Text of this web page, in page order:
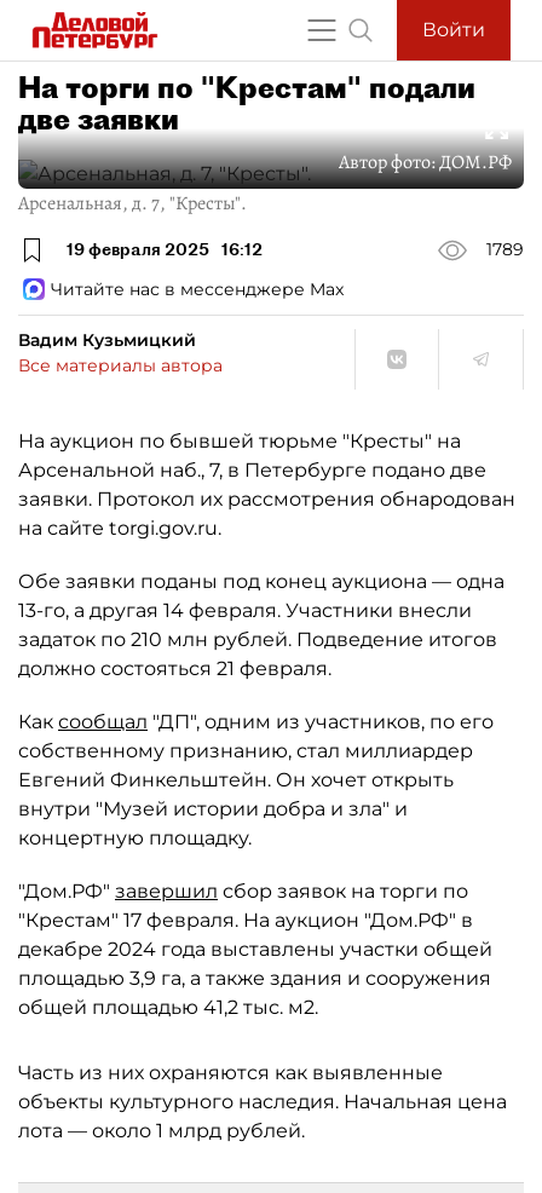
Войти
На торги по "Крестам" подали
две заявки
Автор фото:ДОМ.РФ
Арсенальная, д. 7, "Кресты".
19 февраля 2025 16:12
1789
Читайте нас в мессенджере Max
Вадим Кузьмицкий
Все материалы автора
На аукцион по бывшей тюрьме "Кресты" на
Арсенальной наб., 7, в Петербурге подано две
заявки. Протокол их рассмотрения обнародован
на сайте torgi.gov.ru.
Обе заявки поданы под конец аукциона — одна
13-го, а другая 14 февраля. Участники внесли
задаток по 210 млн рублей. Подведение итогов
должно состояться 21 февраля.
Как сообщал "ДП", одним из участников, по его
собственному признанию, стал миллиардер
Евгений Финкельштейн. Он хочет открыть
внутри "Музей истории добра и зла" и
концертную площадку.
"Дом.РФ" завершил сбор заявок на торги по
"Крестам" 17 февраля. На аукцион "Дом.РФ" в
декабре 2024 года выставлены участки общей
площадью 3,9 га, а также здания и сооружения
общей площадью 41,2 тыс. м2.
Часть из них охраняются как выявленные
объекты культурного наследия. Начальная цена
лота — около 1 млрд рублей.